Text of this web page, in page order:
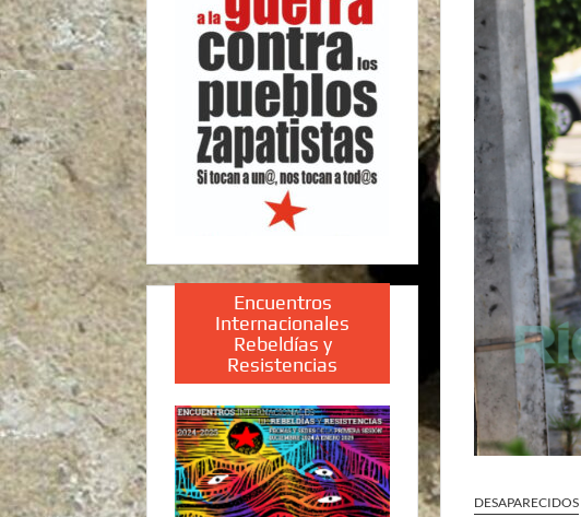
DESAPARECIDOS
Encuentros
Internacionales
Rebeldías y
Resistencias